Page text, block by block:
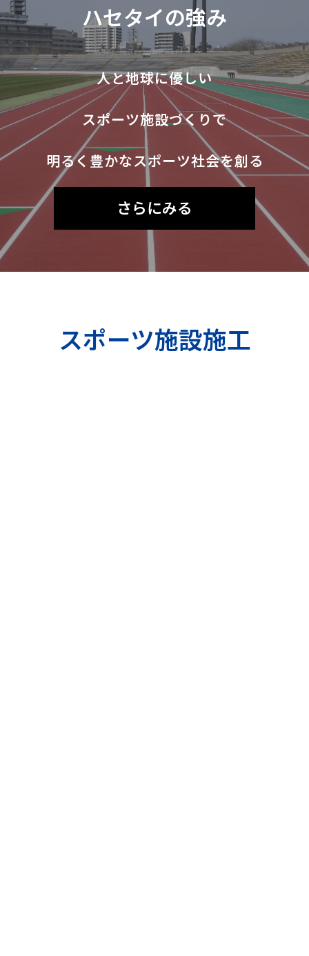
ハセタイの強み
人と地球に優しい
スポーツ施設づくりで
明るく豊かなスポーツ社会を創る
さらにみる
スポーツ施設施工